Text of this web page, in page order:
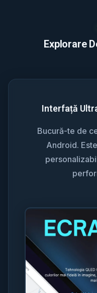
Explorare
Interfață
Bucură-te de
Android.